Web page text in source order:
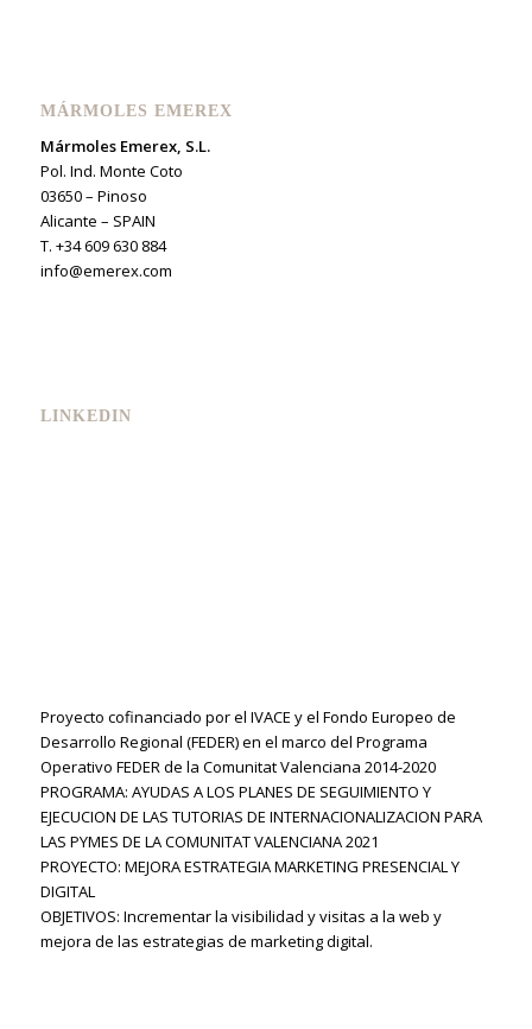
MÁRMOLES EMEREX
Mármoles Emerex, S.L.
Pol. Ind. Monte Coto
03650 – Pinoso
Alicante – SPAIN
T. +34 609 630 884
info@emerex.com
LINKEDIN
Proyecto cofinanciado por el IVACE y el Fondo Europeo de
Desarrollo Regional (FEDER) en el marco del Programa
Operativo FEDER de la Comunitat Valenciana 2014-2020
PROGRAMA: AYUDAS A LOS PLANES DE SEGUIMIENTO Y
EJECUCION DE LAS TUTORIAS DE INTERNACIONALIZACION PARA
LAS PYMES DE LA COMUNITAT VALENCIANA 2021
PROYECTO: MEJORA ESTRATEGIA MARKETING PRESENCIAL Y
DIGITAL
OBJETIVOS: Incrementar la visibilidad y visitas a la web y
mejora de las estrategias de marketing digital.